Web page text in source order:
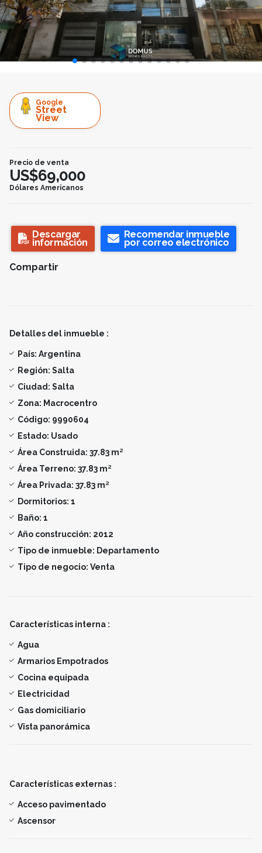
Google
Street
View
Precio de venta
US$69,000
Dólares Americanos
Descargar
información
Recomendar inmueble
por correo electrónico
Compartir
Detalles del inmueble :
País: Argentina
Región: Salta
Ciudad: Salta
Zona: Macrocentro
Código: 9990604
Estado: Usado
Área Construida: 37.83 m²
Área Terreno: 37.83 m²
Área Privada: 37.83 m²
Dormitorios: 1
Baño: 1
Año construcción: 2012
Tipo de inmueble: Departamento
Tipo de negocio: Venta
Características interna :
Agua
Armarios Empotrados
Cocina equipada
Electricidad
Gas domiciliario
Vista panorámica
Características externas :
Acceso pavimentado
Ascensor